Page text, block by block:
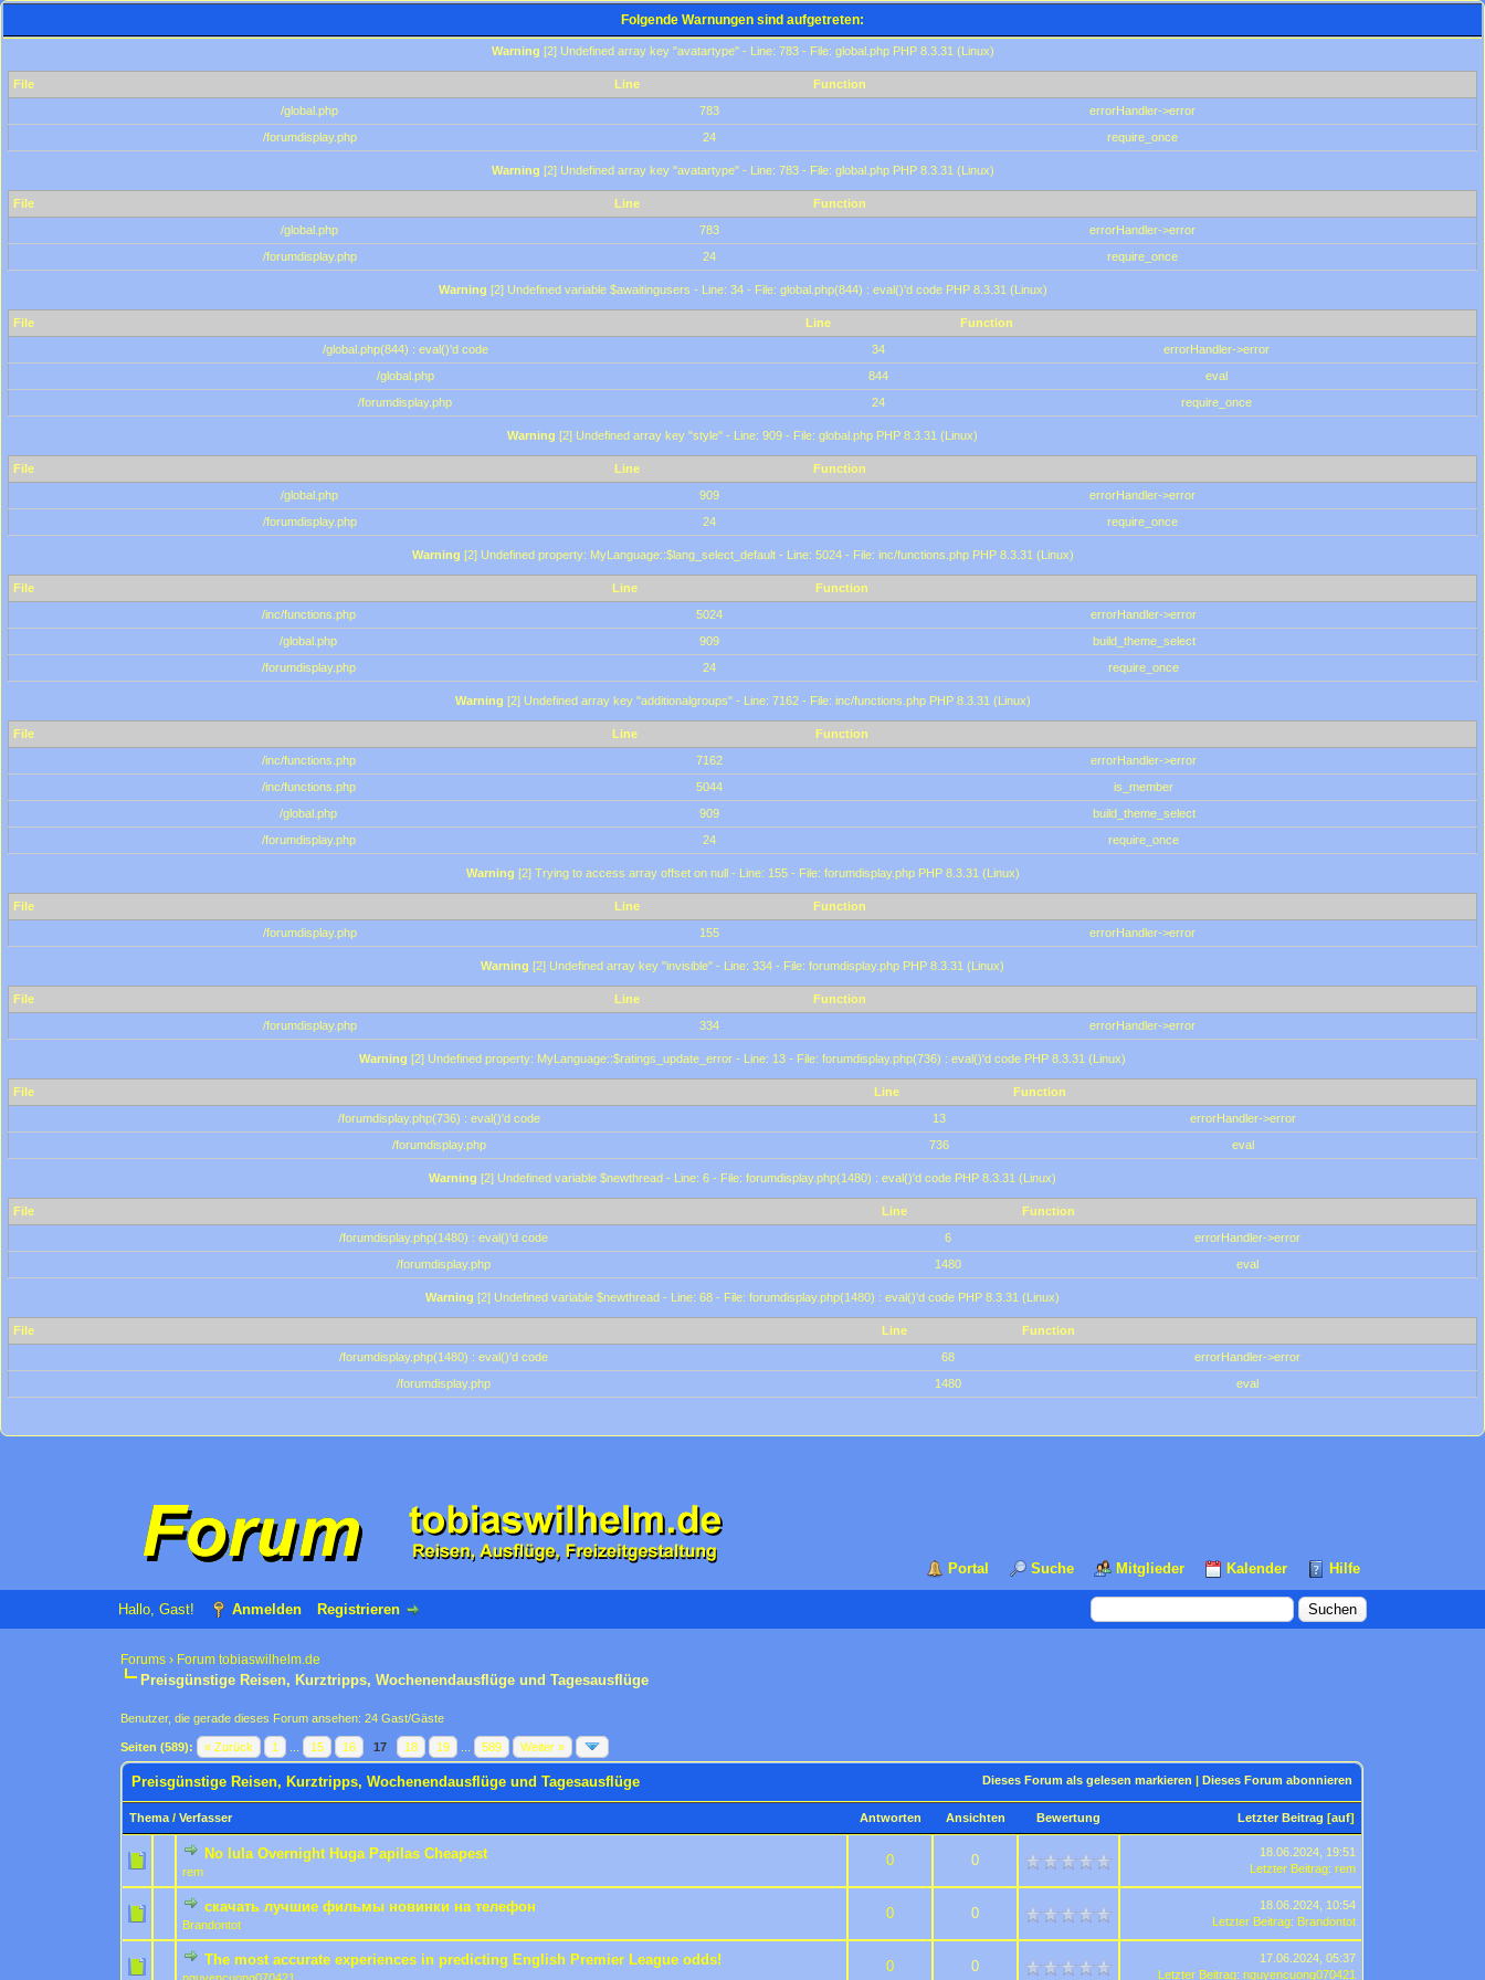
Folgende Warnungen sind aufgetreten:
Warning [2] Undefined array key "avatartype" - Line: 783 - File: global.php PHP 8.3.31 (Linux)
File Line
Function
/global.php
783
errorHandler->error
/forumdisplay.php
24 require_once
Warning [2] Undefined array key "avatartype" - Line: 783 - File: global.php PHP 8.3.31 (Linux)
File Line
Function
/global.php
783
errorHandler->error
/forumdisplay.php
24 require_once
Warning [2] Undefined variable $awaitingusers - Line: 34 - File: global.php(844) : eval()'d code PHP 8.3.31 (Linux)
File Line
Function
/global.php(844) : eval()'d code
34
errorHandler->error
/global.php
844
eval
/forumdisplay.php
24 require_once
Warning [2] Undefined array key "style" - Line: 909 - File: global.php PHP 8.3.31 (Linux)
File Line
Function
/global.php
909
errorHandler->error
/forumdisplay.php
24 require_once
Warning [2] Undefined property: MyLanguage::$lang_select_default - Line: 5024 - File: inc/functions.php PHP 8.3.31 (Linux)
File Line
Function
/inc/functions.php
5024
errorHandler->error
/global.php
909
build_theme_select
/forumdisplay.php
24 require_once
Warning [2] Undefined array key "additionalgroups" - Line: 7162 - File: inc/functions.php PHP 8.3.31 (Linux)
File Line
Function
/inc/functions.php
7162
errorHandler->error
/inc/functions.php
5044
is_member
/global.php
909
build_theme_select
/forumdisplay.php
24 require_once
Warning [2] Trying to access array offset on null - Line: 155 - File: forumdisplay.php PHP 8.3.31 (Linux)
File Line
Function
/forumdisplay.php
155 errorHandler->error
Warning [2] Undefined array key "invisible" - Line: 334 - File: forumdisplay.php PHP 8.3.31 (Linux)
File Line
Function
/forumdisplay.php
334 errorHandler->error
Warning [2] Undefined property: MyLanguage::$ratings_update_error - Line: 13 - File: forumdisplay.php(736) : eval()'d code PHP 8.3.31 (Linux)
File Line
Function
/forumdisplay.php(736) : eval()'d code
13
errorHandler->error
/forumdisplay.php
736 eval
Warning [2] Undefined variable $newthread - Line: 6 - File: forumdisplay.php(1480) : eval()'d code PHP 8.3.31 (Linux)
File Line
Function
/forumdisplay.php(1480) : eval()'d code
6
errorHandler->error
/forumdisplay.php
1480 eval
Warning [2] Undefined variable $newthread - Line: 68 - File: forumdisplay.php(1480) : eval()'d code PHP 8.3.31 (Linux)
File Line
Function
/forumdisplay.php(1480) : eval()'d code
68
errorHandler->error
/forumdisplay.php
1480 eval
Portal Suche Mitglieder Kalender Hilfe
Hallo, Gast! Anmelden Registrieren
Forums › Forum tobiaswilhelm.de
Preisgünstige Reisen, Kurztripps, Wochenendausflüge und Tagesausflüge
Benutzer, die gerade dieses Forum ansehen: 24 Gast/Gäste
Seiten (589): « Zurück 1 15 16 17 18 19 589 Weiter »
Dieses Forum als gelesen markieren |Dieses Forum abonnieren
Preisgünstige Reisen, Kurztripps, Wochenendausflüge und Tagesausflüge
Thema /Verfasser Antworten Ansichten Bewertung Letzter Beitrag [auf]
No lula Overnight Huga Papilas Cheapest
rem
0 0
0 Bewertung(en) - 0 von 5 durchschnittlich
12
18.06.2024, 19:51
Letzter Beitrag:rem
скачать лучшие фильмы новинки на телефон
Brandontot
0 0
0 Bewertung(en) - 0 von 5 durchschnittlich
12345
18.06.2024, 10:54
Letzter Beitrag:Brandontot
The most accurate experiences in predicting English Premier League odds! 0 0
0 Bewertung(en) - 0 von 5 durchschnittlich
1234 5
17.06.2024, 05:37
Letzter Beitrag:nguyencuong070421